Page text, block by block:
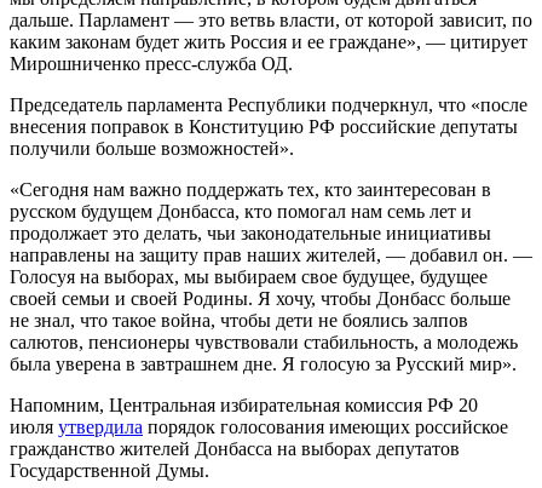
дальше. Парламент — это ветвь власти, от которой зависит, по
каким законам будет жить Россия и ее граждане», — цитирует
Мирошниченко пресс-служба ОД.
Председатель парламента Республики подчеркнул, что «после
внесения поправ­ок в Конституцию РФ российские депутаты
получили больше возможностей».
«Сегодня нам важно поддержать тех, кто заинтересован в
русском будущем Донбасса, кто помогал нам семь лет и
продолжает это делать, чьи законодательные инициативы
направлены на защиту прав наших жителей, — добавил он. —
Голосуя на выборах, мы выбираем свое будущее, будущее
своей семьи и своей Родины. Я хочу, чтобы Донбасс больше
не знал, что такое война, чтобы дети не боялись залпов
салютов, пенсионеры чувствовали стабильность, а молодежь
была уверена в завтрашнем дне. Я голосую за Русский мир».
Напомним, Центральная избирательная комиссия РФ 20
июля утвердила порядок голосования имеющих российское
гражданство жителей Донбасса на выборах депутатов
Государственной Думы.